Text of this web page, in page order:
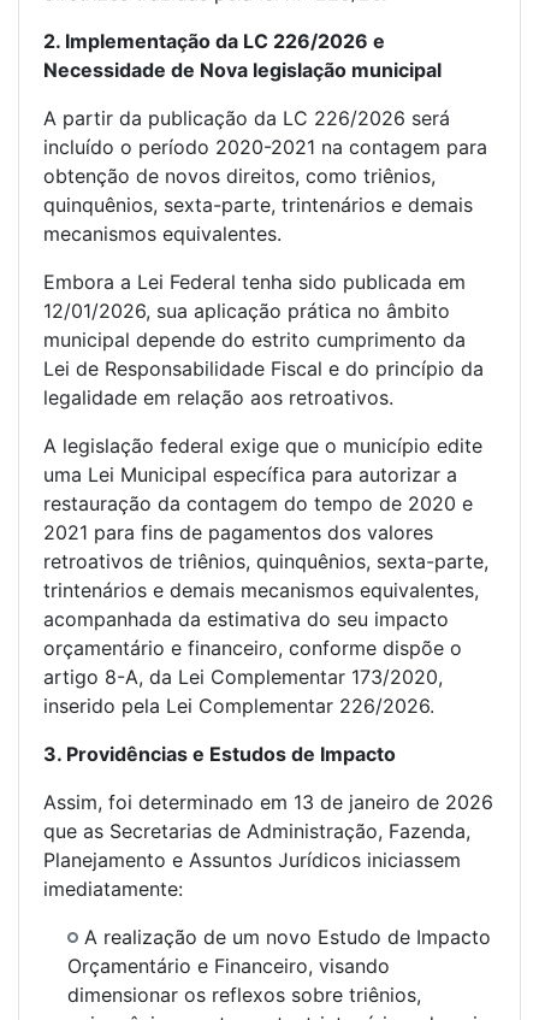
2. Implementação da LC 226/2026 e
Necessidade de Nova legislação municipal
A partir da publicação da LC 226/2026 será
incluído o período 2020-2021 na contagem para
obtenção de novos direitos, como triênios,
quinquênios, sexta-parte, trintenários e demais
mecanismos equivalentes.
Embora a Lei Federal tenha sido publicada em
12/01/2026, sua aplicação prática no âmbito
municipal depende do estrito cumprimento da
Lei de Responsabilidade Fiscal e do princípio da
legalidade em relação aos retroativos.
A legislação federal exige que o município edite
uma Lei Municipal específica para autorizar a
restauração da contagem do tempo de 2020 e
2021 para fins de pagamentos dos valores
retroativos de triênios, quinquênios, sexta-parte,
trintenários e demais mecanismos equivalentes,
acompanhada da estimativa do seu impacto
orçamentário e financeiro, conforme dispõe o
artigo 8-A, da Lei Complementar 173/2020,
inserido pela Lei Complementar 226/2026.
3. Providências e Estudos de Impacto
Assim, foi determinado em 13 de janeiro de 2026
que as Secretarias de Administração, Fazenda,
Planejamento e Assuntos Jurídicos iniciassem
imediatamente:
A realização de um novo Estudo de Impacto
Orçamentário e Financeiro, visando
dimensionar os reflexos sobre triênios,